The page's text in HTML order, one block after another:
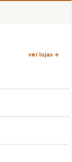
ver lojas →